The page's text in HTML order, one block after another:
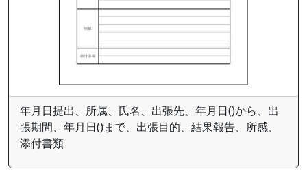
年月日提出、所属、氏名、出張先、年月日()から、出
張期間、年月日()まで、出張目的、結果報告、所感、
添付書類